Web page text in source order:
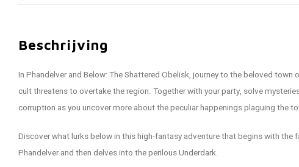
Beschrijving
In Phandelver and Below: The Shattered Obelisk, journey to the beloved town
cult threatens to overtake the region. Together with your party, solve
corruption as you uncover more about the peculiar happenings plaguing the
Discover what lurks below in this high-fantasy adventure that begins with the
Phandelver and then delves into the perilous Underdark.